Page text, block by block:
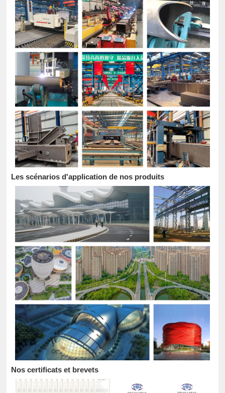
Les scénarios d'application de nos produits
Nos certificats et brevets